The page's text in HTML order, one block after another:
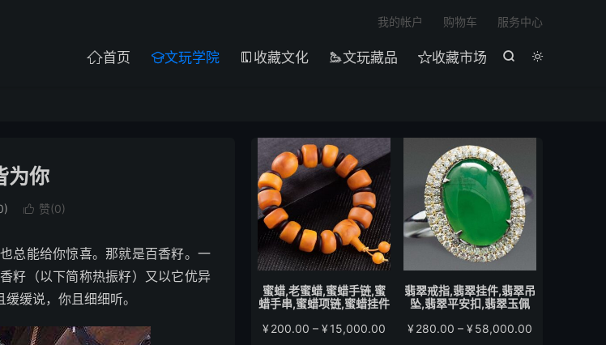


首页 文玩学院  收藏文化 文玩藏品 收藏市场
我的帐户 购物车 服务中心
为你
 赞(0)
总能给你惊喜。那就是百香籽。一
籽（以下简称热振籽）又以它优异
缓说，你且细细听。
蜜蜡,老蜜蜡,蜜蜡手链,蜜
蜡手串,蜜蜡项链,蜜蜡挂件
¥200.00 – ¥15,000.00
翡翠戒指,翡翠挂件,翡翠吊
坠,翡翠平安扣,翡翠玉佩
¥280.00 – ¥58,000.00